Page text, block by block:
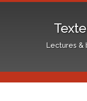
Lectures &